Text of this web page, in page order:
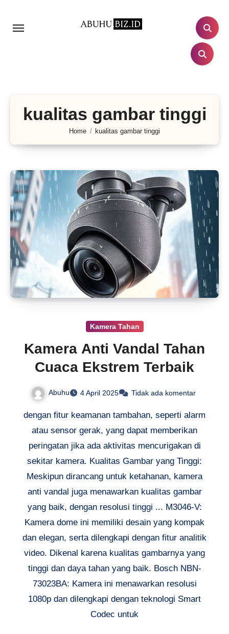
kualitas gambar tinggi
Home kualitas gambar tinggi
Kamera Tahan
Kamera Anti Vandal Tahan
Cuaca Ekstrem Terbaik
Abuhu 4 April 2025 Tidak ada komentar
dengan fitur keamanan tambahan, seperti alarm
atau sensor gerak, yang dapat memberikan
peringatan jika ada aktivitas mencurigakan di
sekitar kamera. Kualitas Gambar yang Tinggi:
Meskipun dirancang untuk ketahanan, kamera
anti vandal juga menawarkan kualitas gambar
yang baik, dengan resolusi tinggi ... M3046-V:
Kamera dome ini memiliki desain yang kompak
dan elegan, serta dilengkapi dengan fitur analitik
video. Dikenal karena kualitas gambarnya yang
tinggi dan daya tahan yang baik. Bosch NBN-
73023BA: Kamera ini menawarkan resolusi
1080p dan dilengkapi dengan teknologi Smart
Codec untuk